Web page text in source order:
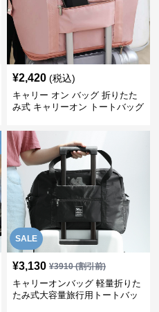
¥2,420 (税込)
キャリー オン バッグ 折りたた
み式 キャリーオン トートバッグ
SALE
¥3,130 ¥3910(割引前)
キャリーオンバッグ 軽量折りた
たみ式大容量旅行用トートバッ